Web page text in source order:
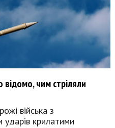
чим стріляли
війська з
ударів крилатими